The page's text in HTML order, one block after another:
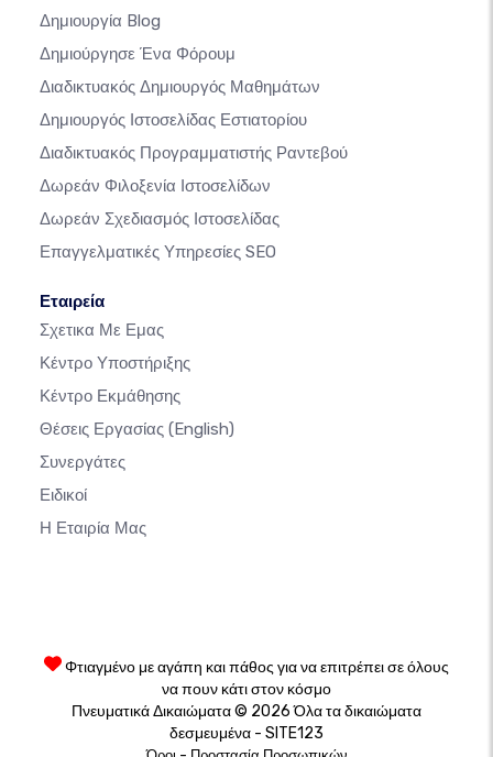
Δημιουργία Blog
Δημιούργησε Ένα Φόρουμ
Διαδικτυακός Δημιουργός Μαθημάτων
Δημιουργός Ιστοσελίδας Εστιατορίου
Διαδικτυακός Προγραμματιστής Ραντεβού
Δωρεάν Φιλοξενία Ιστοσελίδων
Δωρεάν Σχεδιασμός Ιστοσελίδας
Επαγγελματικές Υπηρεσίες SEO
Εταιρεία
Σχετικα Με Εμας
Κέντρο Υποστήριξης
Κέντρο Εκμάθησης
Θέσεις Εργασίας (English)
Συνεργάτες
Ειδικοί
Η Εταιρία Μας
Φτιαγμένο με αγάπη και πάθος για να επιτρέπει σε όλους
να πουν κάτι στον κόσμο
Πνευματικά Δικαιώματα © 2026 Όλα τα δικαιώματα
δεσμευμένα - SITE123